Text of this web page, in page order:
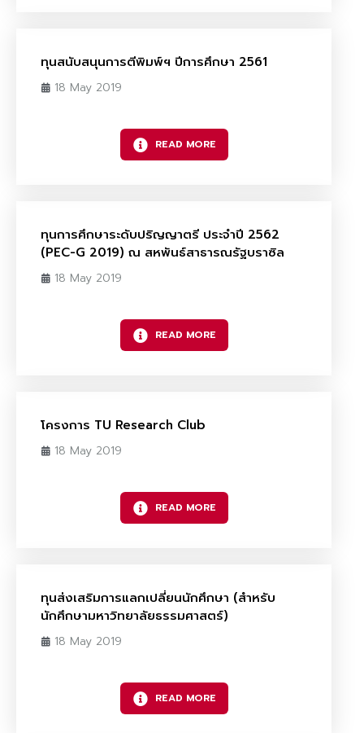
ทุนสนับสนุนการตีพิมพ์ฯ ปีการศึกษา 2561
18 May 2019
READ MORE
ทุนการศึกษาระดับปริญญาตรี ประจำปี 2562
(PEC-G 2019) ณ สหพันธ์สาธารณรัฐบราซิล
18 May 2019
READ MORE
โครงการ TU Research Club
18 May 2019
READ MORE
ทุนส่งเสริมการแลกเปลี่ยนนักศึกษา (สำหรับ
นักศึกษามหาวิทยาลัยธรรมศาสตร์)
18 May 2019
READ MORE